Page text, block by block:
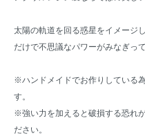
太陽の軌道を回る惑星をイメージ
だけで不思議なパワーがみなぎって
※ハンドメイドでお作りしている
す。
※強い力を加えると破損する恐れ
ださい。